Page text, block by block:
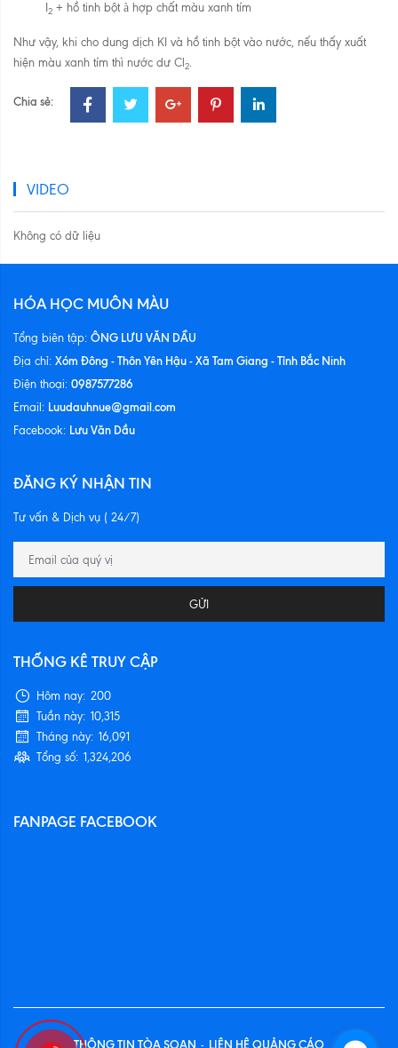
2 + hồ tinh bột à hợp chất màu xanh tím
Như vậy, khi cho dung dịch KI và hồ tinh bột vào nước, nếu thấy xuất
hiện màu xanh tím thì nước dư Cl 2.
Chia sẻ:
VIDEO
Không có dữ liệu
HÓA HỌC MUÔN MÀU
Tổng biên tập: ÔNG LƯU VĂN DẦU
Địa chỉ: Xóm Đông - Thôn Yên Hậu - Xã Tam Giang - Tỉnh Bắc Ninh
Điện thoại: 0987577286
Email: Luudauhnue@gmail.com
Facebook: Lưu Văn Dầu
ĐĂNG KÝ NHẬN TIN
Tư vấn & Dịch vụ ( 24/7)
GỬI
THỐNG KÊ TRUY CẬP
Hôm nay: 200
Tuần này: 10,315
Tháng này: 16,091
Tổng số: 1,324,206
FANPAGE FACEBOOK
THÔNG TIN TÒA SOẠN - LIÊN HỆ QUẢNG CÁO